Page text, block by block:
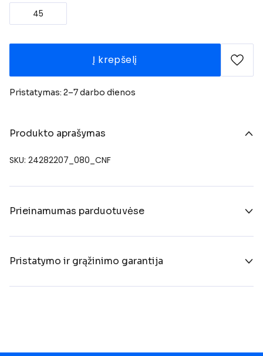
45
Į krepšelį
Pristatymas: 2–7 darbo dienos
Produkto aprašymas
SKU: 24282207_080_CNF
Prieinamumas parduotuvėse
Pristatymo ir grąžinimo garantija